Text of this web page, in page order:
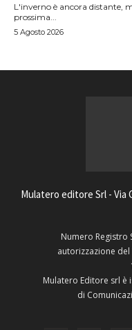
L'inverno è ancora distante,
prossima...
5 Agosto 2026
Mulatero editore Srl - Via
Numero Registro
autorizzazione
Mulatero Editore srl è
di